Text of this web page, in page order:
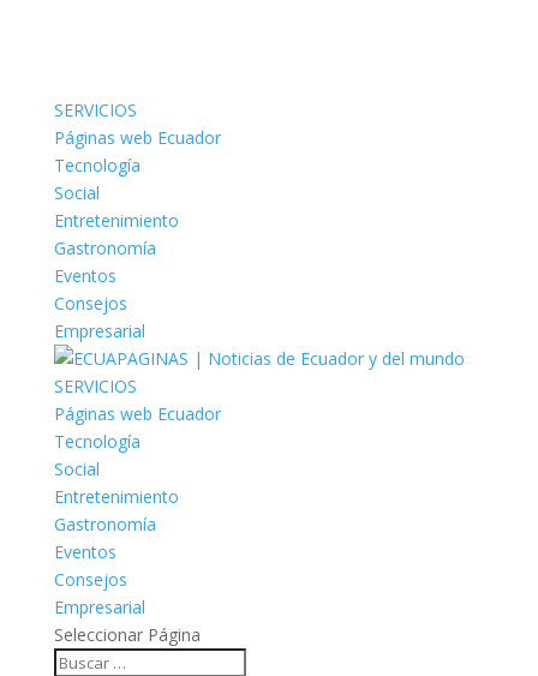
SERVICIOS
Páginas web Ecuador
Tecnología
Social
Entretenimiento
Gastronomía
Eventos
Consejos
Empresarial
SERVICIOS
Páginas web Ecuador
Tecnología
Social
Entretenimiento
Gastronomía
Eventos
Consejos
Empresarial
Seleccionar Página